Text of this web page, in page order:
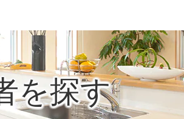
を探す